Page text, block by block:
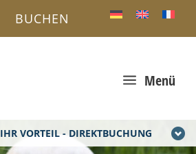
IHR VORTEIL - DIREKTBUCHUNG
a Menü
BUCHEN